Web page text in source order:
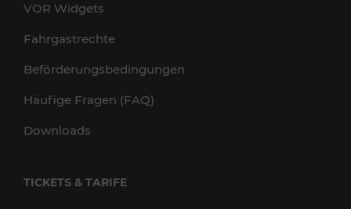
VOR Widgets
Fahrgastrechte
Beförderungsbedingungen
Häufige Fragen (FAQ)
Downloads
TICKETS & TARIFE